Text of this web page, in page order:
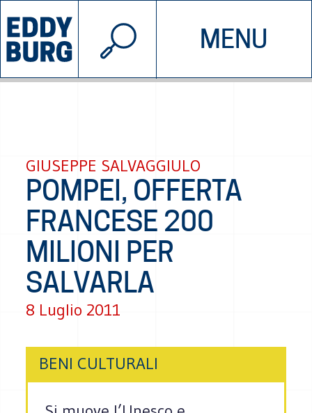
MENU
INIZIATIVE CHI SIAMO
© 2026 EDDYBURG
GIUSEPPE SALVAGGIULO
POMPEI, OFFERTA
FRANCESE 200
MILIONI PER
SALVARLA
8 Luglio 2011
BENI CULTURALI